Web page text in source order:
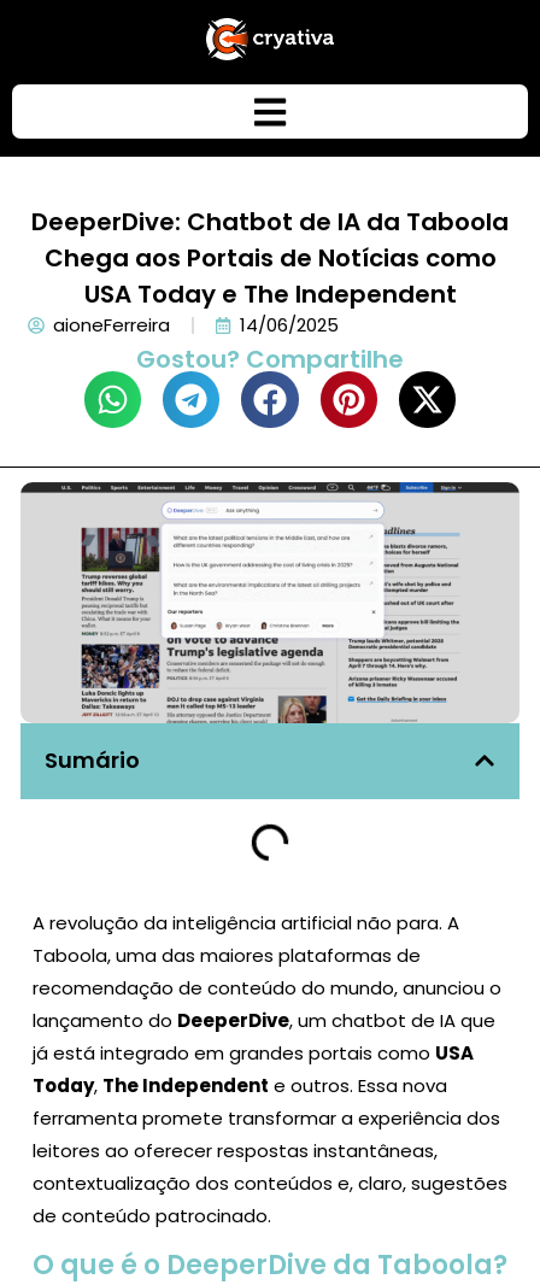
DeeperDive: Chatbot de IA da Taboola
Chega aos Portais de Notícias como
USA Today e The Independent
aioneFerreira 14/06/2025
Gostou? Compartilhe
Sumário
A revolução da inteligência artificial não para. A
Taboola, uma das maiores plataformas de
recomendação de conteúdo do mundo, anunciou o
lançamento do DeeperDive, um chatbot de IA que
já está integrado em grandes portais como USA
Today, The Independent e outros. Essa nova
ferramenta promete transformar a experiência dos
leitores ao oferecer respostas instantâneas,
contextualização dos conteúdos e, claro, sugestões
de conteúdo patrocinado.
O que é o DeeperDive da Taboola?